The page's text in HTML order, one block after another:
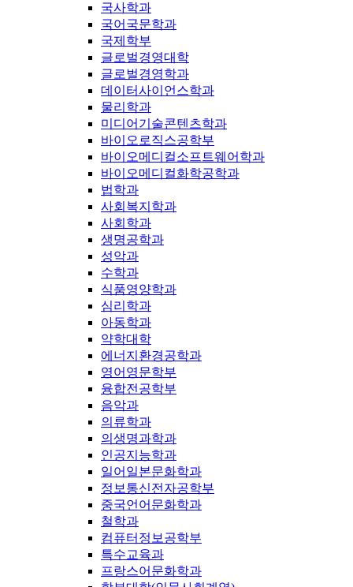
국사학과
국어국문학과
국제학부
글로벌경영대학
글로벌경영학과
데이터사이언스학과
물리학과
미디어기술콘텐츠학과
바이오로직스공학부
바이오메디컬소프트웨어학과
바이오메디컬화학공학과
법학과
사회복지학과
사회학과
생명공학과
성악과
수학과
식품영양학과
심리학과
아동학과
약학대학
에너지환경공학과
영어영문학부
융합전공학부
음악과
의류학과
의생명과학과
인공지능학과
일어일본문화학과
정보통신전자공학부
중국언어문화학과
철학과
컴퓨터정보공학부
특수교육과
프랑스어문화학과